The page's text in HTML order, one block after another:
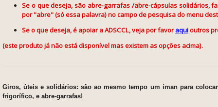
Se o que deseja, são abre-garrafas /abre-cápsulas solidários,
por "abre" (só essa palavra) no campo de pesquisa do menu
Se o que deseja, é apoiar a ADSCCL, veja por favoraquioutros
(este produto já não está disponível mas existem as opções acima).
Giros, úteis e solidários: são ao mesmo tempo um íman para
frigorífico, e abre-garrafas!